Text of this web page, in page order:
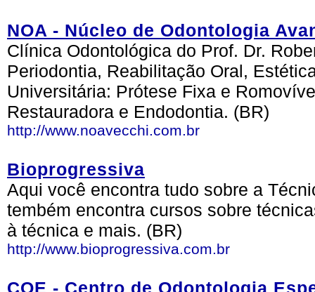
NOA - Núcleo de Odontologia
Clínica Odontológica do Prof. Dr.
Periodontia, Reabilitação Oral,
Universitária: Prótese Fixa e
Restauradora e Endodontia. (BR)
http://www.noavecchi.com.br
Bioprogressiva
Aqui você encontra tudo sobre a
tembém encontra cursos sobre
à técnica e mais. (BR)
http://www.bioprogressiva.com.br
COE - Centro de Odontologia